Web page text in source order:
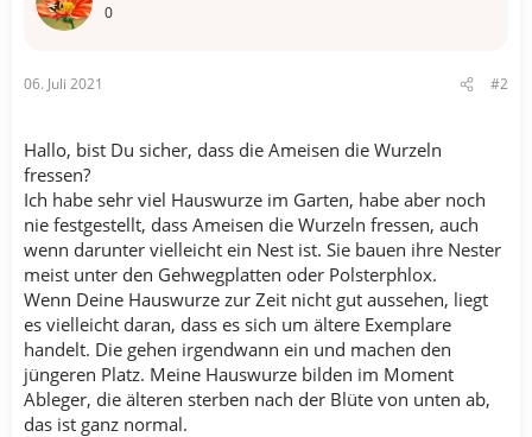
0
06. Juli 2021 #2
Hallo, bist Du sicher, dass die Ameisen die Wurzeln
fressen?
Ich habe sehr viel Hauswurze im Garten, habe aber noch
nie festgestellt, dass Ameisen die Wurzeln fressen, auch
wenn darunter vielleicht ein Nest ist. Sie bauen ihre Nester
meist unter den Gehwegplatten oder Polsterphlox.
Wenn Deine Hauswurze zur Zeit nicht gut aussehen, liegt
es vielleicht daran, dass es sich um ältere Exemplare
handelt. Die gehen irgendwann ein und machen den
jüngeren Platz. Meine Hauswurze bilden im Moment
Ableger, die älteren sterben nach der Blüte von unten ab,
das ist ganz normal.